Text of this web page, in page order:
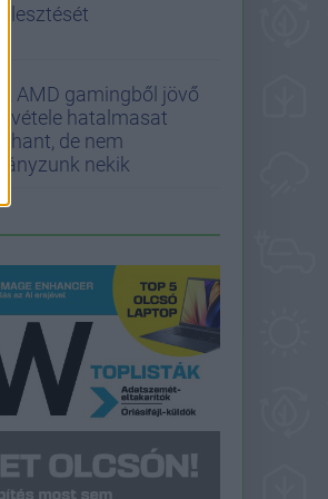
fejlesztését
Az AMD gamingből jövő
bevétele hatalmasat
zuhant, de nem
hiányzunk nekik